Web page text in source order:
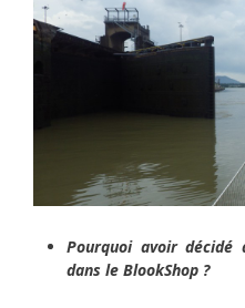
Pourquoi avoir
dans le BlookShop ?